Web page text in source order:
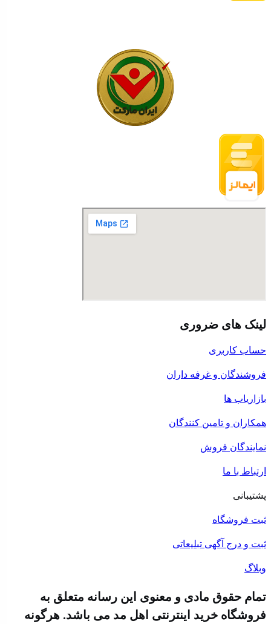
لینک های ضروری
حساب کاربری
فروشندگان و غرفه داران
بازاریاب ها
همکاران و تامین کنندگان
نمایندگان فروش
ارتباط با ما
پشتیبانی
ثبت فروشگاه
ثبت و درج آگهی تبلیعاتی
وبلاگ
تمام حقوق مادی و معنوی این رسانه متعلق به
فروشگاه خرید اینترنتی اهل مد می باشد. هرگونه